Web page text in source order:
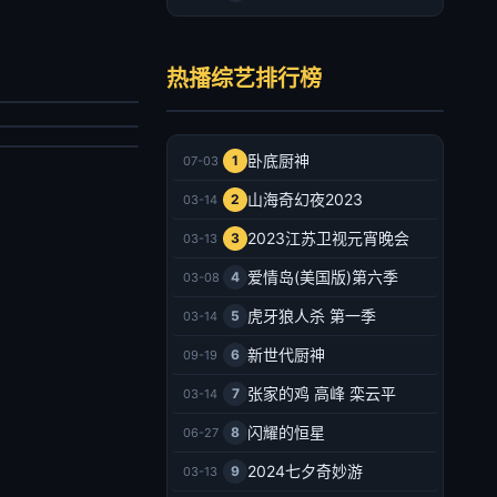
大陆
2026-07-03
综艺
台湾
热播综艺排行榜
07-03 1 卧底厨神
03-14 2 山海奇幻夜2023
03-13 3 2023江苏卫视元宵晚会
03-08 4 爱情岛(美国版)第六季
03-14 5 虎牙狼人杀 第一季
09-19 6 新世代厨神
03-14 7 张家的鸡 高峰 栾云平
06-27 8 闪耀的恒星
03-13 9 2024七夕奇妙游